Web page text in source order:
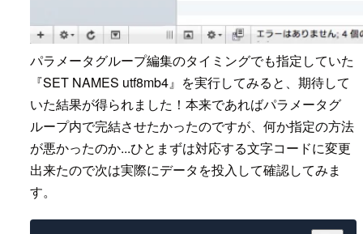
パラメータグループ編集のタイミングでも指定していた
『SET NAMES utf8mb4』を実行してみると、期待して
いた結果が得られました！本来であればパラメータグ
ループ内で完結させたかったのですが、何か指定の方法
が悪かったのか...ひとまずは対応する文字コードに変更
出来たので次は実際にデータを投入して確認してみま
す。